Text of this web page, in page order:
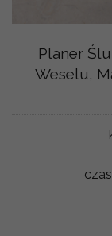
Planer
Weselu,